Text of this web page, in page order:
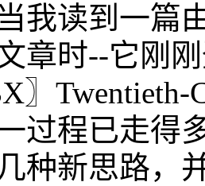
我读到一篇
章时--它刚
〗
过程已走得
种新思路，